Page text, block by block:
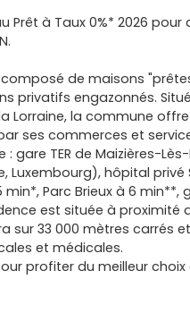
Prêt à Taux 0%* 2026 pour
de maisons
privatifs engazonnés.
Lorraine, la commune
ses commerces et
gare TER de Maizières-
Luxembourg), hôpital privé
Parc Brieux à 6 min**,
est située à proximité
sur 33 000 mètres carrés et
et médicales.
profiter du meilleur choix